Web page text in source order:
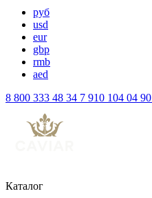
руб
usd
eur
gbp
rmb
aed
8 800 333 48 34 7 910 104 04 90
Каталог